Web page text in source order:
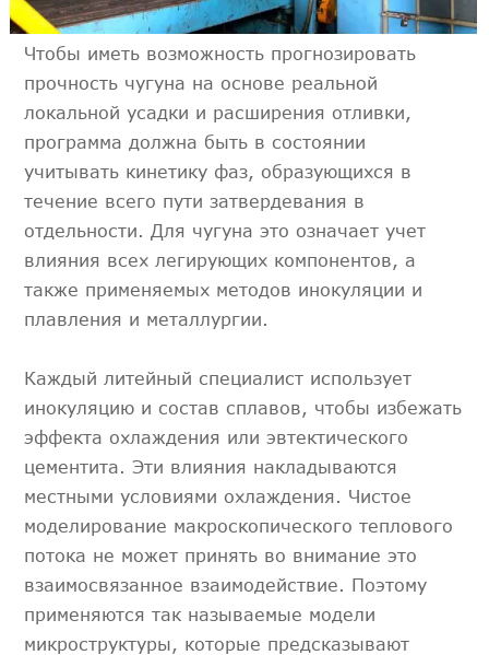
Чтобы иметь возможность прогнозировать
прочность чугуна на основе реальной
локальной усадки и расширения отливки,
программа должна быть в состоянии
учитывать кинетику фаз, образующихся в
течение всего пути затвердевания в
отдельности. Для чугуна это означает учет
влияния всех легирующих компонентов, а
также применяемых методов инокуляции и
плавления и металлургии.
Каждый литейный специалист использует
инокуляцию и состав сплавов, чтобы избежать
эффекта охлаждения или эвтектического
цементита. Эти влияния накладываются
местными условиями охлаждения. Чистое
моделирование макроскопического теплового
потока не может принять во внимание это
взаимосвязанное взаимодействие. Поэтому
применяются так называемые модели
микроструктуры, которые предсказывают